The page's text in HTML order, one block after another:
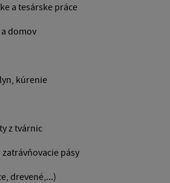
a tesárske práce
a domov
plyn, kúrenie
z tvárnic
pásy
drevené,...)